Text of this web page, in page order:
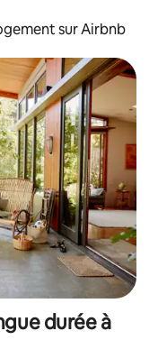
sur Airbnb
durée à